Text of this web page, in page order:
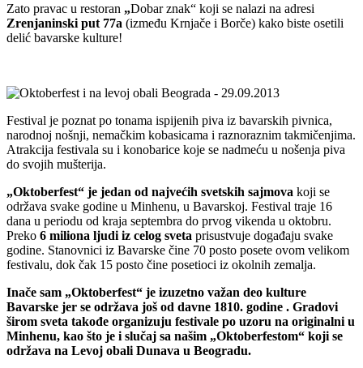
Zato pravac u restoran „Dobar znak“ koji se nalazi na adresi
Zrenjaninski put 77a (između Krnjače i Borče) kako biste osetili
delić bavarske kulture!
Festival je poznat po tonama ispijenih piva iz bavarskih pivnica,
narodnoj nošnji, nemačkim kobasicama i raznoraznim takmičenjima.
Atrakcija festivala su i konobarice koje se nadmeću u nošenja piva
do svojih mušterija.
„Oktoberfest“ je jedan od najvećih svetskih sajmova koji se
održava svake godine u Minhenu, u Bavarskoj. Festival traje 16
dana u periodu od kraja septembra do prvog vikenda u oktobru.
Preko 6 miliona ljudi iz celog sveta prisustvuje događaju svake
godine. Stanovnici iz Bavarske čine 70 posto posete ovom velikom
festivalu, dok čak 15 posto čine posetioci iz okolnih zemalja.
Inače sam „Oktoberfest“ je izuzetno važan deo kulture
Bavarske jer se održava još od davne 1810. godine . Gradovi
širom sveta takođe organizuju festivale po uzoru na originalni u
Minhenu, kao što je i slučaj sa našim „Oktoberfestom“ koji se
održava na Levoj obali Dunava u Beogradu.